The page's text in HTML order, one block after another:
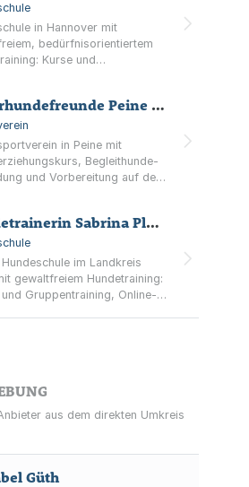
in Hannover mit
bedürfnisorientiertem
Kurse und
und Rückruftraining.
Boxerhundefreunde Peine e.V.
in Peine mit
Begleithunde-
und Vorbereitung auf den
Hundetrainerin Sabrina Plote
im Landkreis
gewaltfreiem Hundetraining:
und Gruppentraining, Online-
aus dem direkten Umkreis
Güth